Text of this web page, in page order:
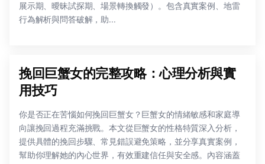
展示期、曖昧試探期、場景轉換觸發）。包含真實案例、地雷
行為解析與問答破解，助...
挽回巨蟹女的完整攻略：心理分析與實
用技巧
你是否正在苦惱如何挽回巨蟹女？巨蟹女的情緒敏感和家庭導
向讓挽回過程充滿挑戰。本文從巨蟹女的性格特質深入分析，
提供具體的挽回步驟、常見錯誤避免策略，並分享真實案例，
幫助你理解她的內心世界，有效重建信任與安全感。內容涵蓋